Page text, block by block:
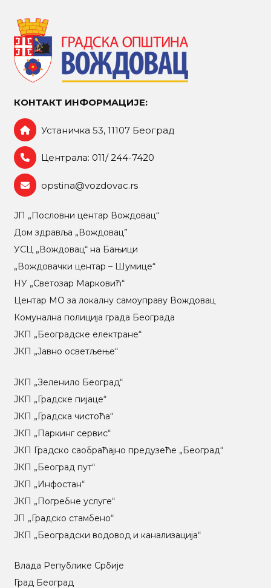
КОНТАКТ ИНФОРМАЦИЈЕ:
Устаничка 53, 11107 Београд
Централа: 011/ 244-7420
opstina@vozdovac.rs
ЈП „Пословни центар Вождовац“
Дом здравља „Вождовац”
УСЦ „Вождовац“ на Бањици
„Вождовачки центар – Шумице“
НУ „Светозар Марковић“
Центар МO за локалну самоуправу Вождовац
Комунална полиција града Београда
ЈКП „Београдске електране“
ЈКП „Јавно осветљење“
ЈКП „Зеленило Београд“
ЈКП „Градске пијаце“
ЈКП „Градска чистоћа“
ЈКП „Паркинг сервис“
ЈКП Градско саобраћајно предузеће „Београд“
ЈКП „Београд пут“
ЈКП „Инфостан“
ЈКП „Погребне услуге“
ЈП „Градско стамбено“
ЈКП „Београдски водовод и канализација“
Влада Републике Србије
Град Београд